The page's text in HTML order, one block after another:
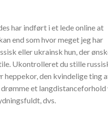
har indført i et lede online at
end som hvor meget jeg har
eller ukrainsk hun, der
Ukontrolleret du stille
heppekor, den kvindelige ting
et
dvs.